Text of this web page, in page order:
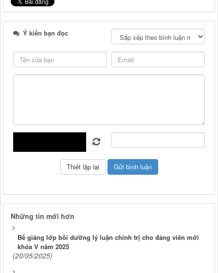
Ý kiến bạn đọc
Những tin mới hơn
Bế giảng lớp bồi dưỡng lý luận chính trị cho đảng viên mới
khóa V năm 2025
(20/05/2025)